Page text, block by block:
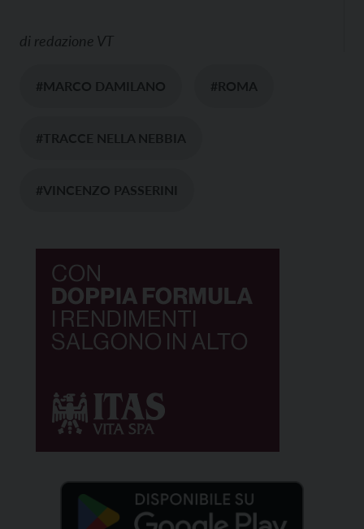
di redazione VT
#MARCO DAMILANO #ROMA
#TRACCE NELLA NEBBIA
#VINCENZO PASSERINI